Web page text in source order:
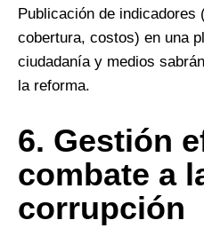
Publicación de indicadores
cobertura, costos) en una
ciudadanía y medios
la reforma.
6.⁠ ⁠Gestión
combate a
corrupción